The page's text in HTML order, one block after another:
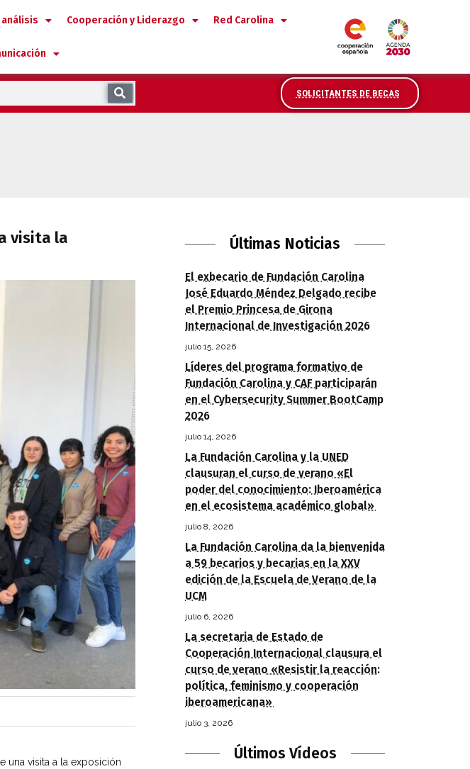
Cooperación y Liderazgo Red Carolina
SOLICITANTES DE BECAS
visita la
una visita a la exposición
Últimas Noticias
El exbecario de Fundación Carolina
José Eduardo Méndez Delgado recibe
el Premio Princesa de Girona
Internacional de Investigación 2026
julio 15, 2026
Líderes del programa formativo de
Fundación Carolina y CAF participarán
en el Cybersecurity Summer BootCamp
2026
julio 14, 2026
La Fundación Carolina y la UNED
clausuran el curso de verano «El
poder del conocimiento: Iberoamérica
en el ecosistema académico global»
julio 8, 2026
La Fundación Carolina da la bienvenida
a 59 becarios y becarias en la XXV
edición de la Escuela de Verano de la
UCM
julio 6, 2026
La secretaria de Estado de
Cooperación Internacional clausura el
curso de verano «Resistir la reacción:
política, feminismo y cooperación
iberoamericana»
julio 3, 2026
Últimos Vídeos